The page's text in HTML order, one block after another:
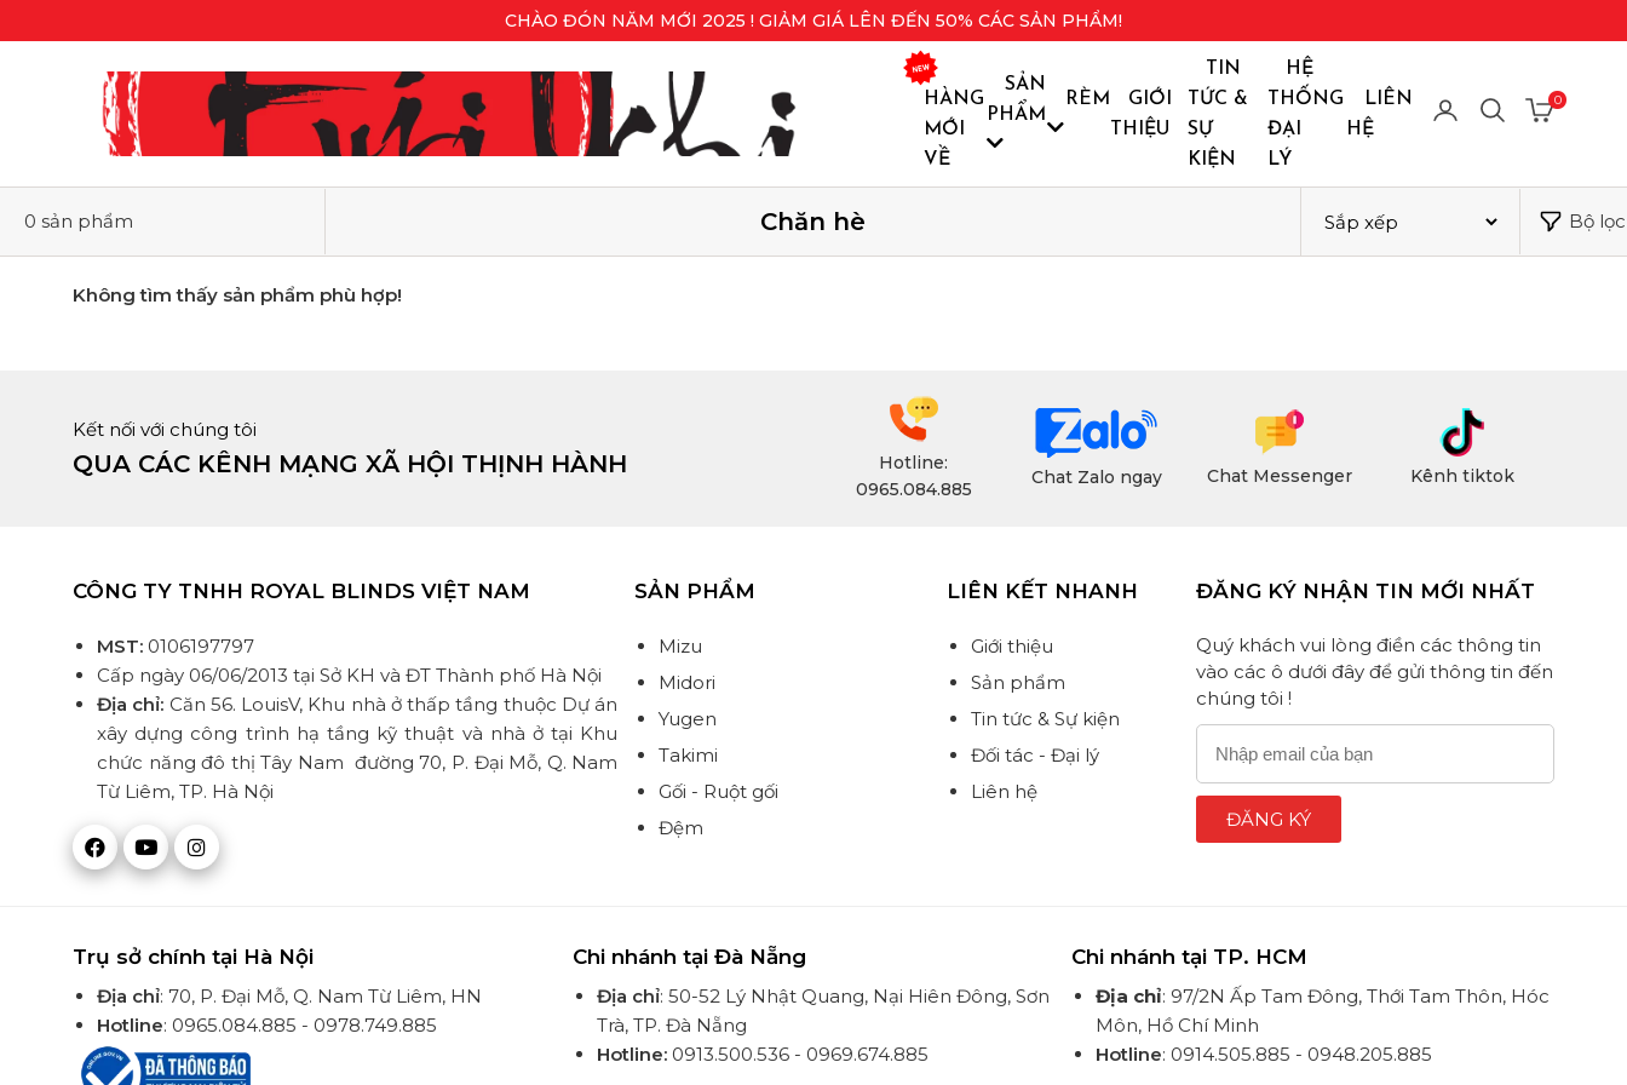
CHÀO ĐÓN NĂM MỚI 2025 ! GIẢM GIÁ LÊN ĐẾN 50% CÁC SẢN PHẨM!
HÀNG
MỚI
VỀ
SẢN
PHẨM
RÈM
GIỚI
THIỆU
TIN
TỨC &
SỰ
KIỆN
HỆ
THỐNG
ĐẠI
LÝ
LIÊN
HỆ
0
0 sản phẩm Chăn hè Bộ lọc
Không tìm thấy sản phẩm phù hợp!
Kết nối với chúng tôi
QUA CÁC KÊNH MẠNG XÃ HỘI THỊNH HÀNH
Hotline:
0965.084.885
Chat Zalo ngay Chat Messenger Kênh tiktok
CÔNG TY TNHH ROYAL BLINDS VIỆT NAM
MST: 0106197797
Cấp ngày 06/06/2013 tại Sở KH và ĐT Thành phố Hà Nội
Địa chỉ: Căn 56. LouisV, Khu nhà ở thấp tầng thuộc Dự án
xây dựng công trình hạ tầng kỹ thuật và nhà ở tại Khu
chức năng đô thị Tây Nam đường 70, P. Đại Mỗ, Q. Nam
Từ Liêm, TP. Hà Nội
SẢN PHẨM
Mizu
Midori
Yugen
Takimi
Gối - Ruột gối
Đệm
LIÊN KẾT NHANH
Giới thiệu
Sản phẩm
Tin tức & Sự kiện
Đối tác - Đại lý
Liên hệ
ĐĂNG KÝ NHẬN TIN MỚI NHẤT
Quý khách vui lòng điền các thông tin
vào các ô dưới đây để gửi thông tin đến
chúng tôi !
ĐĂNG KÝ
Trụ sở chính tại Hà Nội
Địa chỉ: 70, P. Đại Mỗ, Q. Nam Từ Liêm, HN
Hotline: 0965.084.885 - 0978.749.885
Chi nhánh tại Đà Nẵng
Địa chỉ: 50-52 Lý Nhật Quang, Nại Hiên Đông, Sơn
Trà, TP. Đà Nẵng
Hotline:0913.500.536 - 0969.674.885
Chi nhánh tại TP. HCM
Địa chỉ: 97/2N Ấp Tam Đông, Thới Tam Thôn, Hóc
Môn, Hồ Chí Minh
Hotline: 0914.505.885 - 0948.205.885